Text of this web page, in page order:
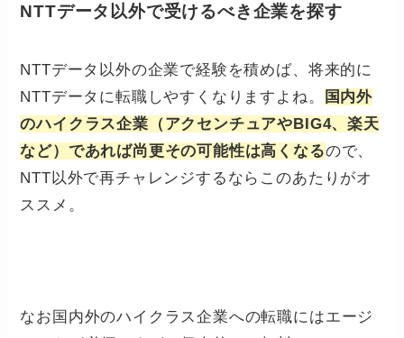
NTTデータ以外で受けるべき企業を探す
NTTデータ以外の企業で経験を積めば、将来的に
NTTデータに転職しやすくなりますよね。
国内外
のハイクラス企業（アクセンチュアやBIG4、楽天
など）であれば尚更その可能性は高くなるので、
NTT以外で再チャレンジするならこのあたりがオ
ススメ。
なお国内外のハイクラス企業への転職にはエージ